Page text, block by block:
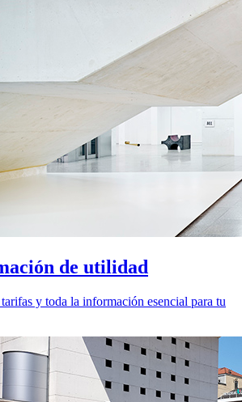
de utilidad
y toda la información esencial para tu